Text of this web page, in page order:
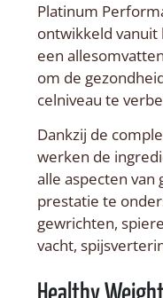
Platinum
ontwikkeld vanuit
een
om de
celniveau te
Dankzij de
werken de
alle aspecten van
prestatie te
gewrichten,
vacht,